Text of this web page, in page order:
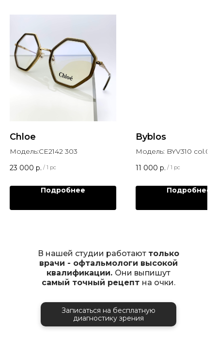
Chloe
Модель:CE2142 303
23 000 р. / 1 pc
Подробнее
Byblos
Модель: BYV310 col.02
11 000 р. / 1 pc
Подробнее
В нашей студии работают только
врачи - офтальмологи высокой
квалификации. Они выпишут
самый точный рецепт на очки.
Записаться на бесплатную
диагностику зрения